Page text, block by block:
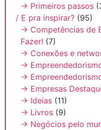
→ Primeiros passos
/ E pra inspirar? (95)
→ Competências de
Fazer! (7)
→ Conexões e
→
→
→ Empresas
→ Ideias (11)
→ Livros (9)
→ Negócios pelo